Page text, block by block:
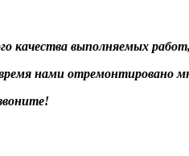
качества выполняемых
нами отремонтировано